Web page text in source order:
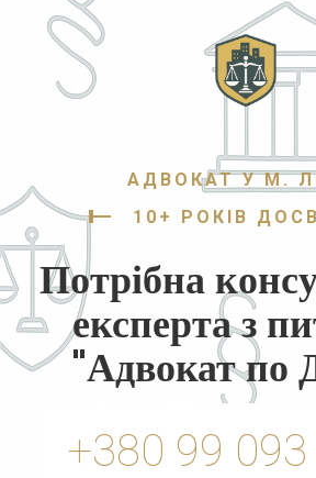
АДВОКАТ У М.
10+ РОКІВ
Потрібна
експерта з
"Адвокат по
+380 99